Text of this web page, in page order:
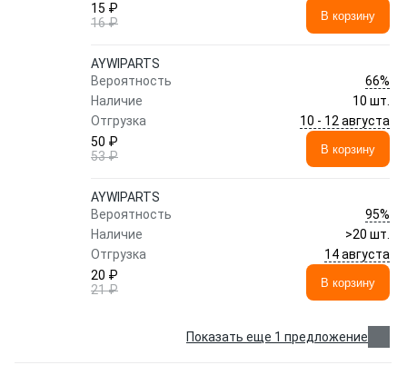
15 ₽
16 ₽
В корзину
AYWIPARTS
Вероятность
66%
Наличие
10 шт.
Отгрузка
10 - 12 августа
50 ₽
53 ₽
В корзину
AYWIPARTS
Вероятность
95%
Наличие
>20 шт.
Отгрузка
14 августа
20 ₽
21 ₽
В корзину
Показать еще 1 предложение